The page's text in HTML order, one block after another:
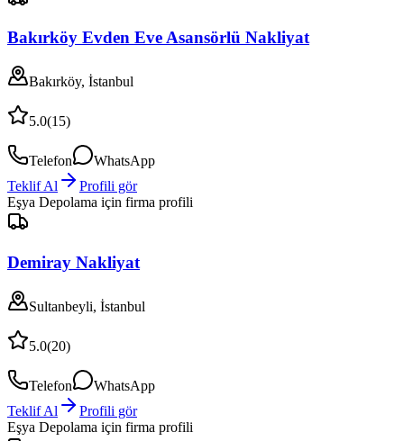
Bakırköy Evden Eve Asansörlü Nakliyat
Bakırköy, İstanbul
5.0(15)
Telefon
WhatsApp
Teklif Al
Profili gör
Eşya Depolama için firma profili
Demiray Nakliyat
Sultanbeyli, İstanbul
5.0(20)
Telefon
WhatsApp
Teklif Al
Profili gör
Eşya Depolama için firma profili